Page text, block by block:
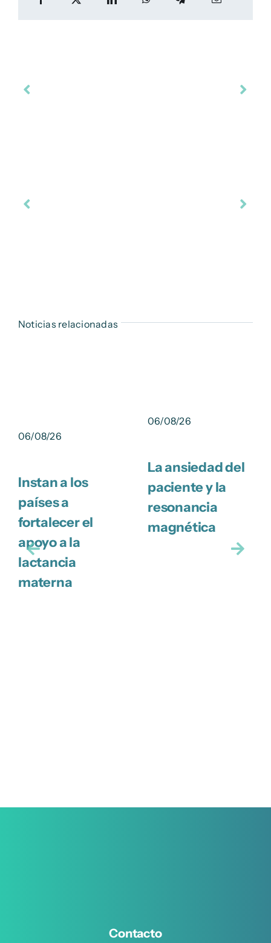
Noticias relacionadas
06/08/26
Instan a los
países a
fortalecer el
apoyo a la
lactancia
materna
06/08/26
La ansiedad del
paciente y la
resonancia
magnética
Contacto